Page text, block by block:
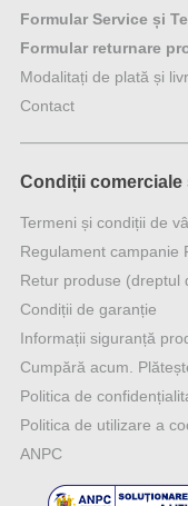
Formular Service și
Formular returnare
Modalitați de plată și
Contact
Condiții comerciale
Termeni și condiții de
Regulament campanie
Retur produse (dreptul
Condiții de garanție
Informații siguranță
Cumpără acum.
Politica de
Politica de utilizare a
ANPC